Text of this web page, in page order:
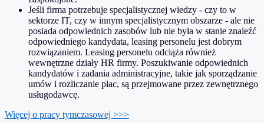
Jeśli firma potrzebuje specjalistycznej wiedzy - czy to w
sektorze IT, czy w innym specjalistycznym obszarze - ale nie
posiada odpowiednich zasobów lub nie była w stanie znaleźć
odpowiedniego kandydata, leasing personelu jest dobrym
rozwiązaniem. Leasing personelu odciąża również
wewnętrzne działy HR firmy. Poszukiwanie odpowiednich
kandydatów i zadania administracyjne, takie jak sporządzanie
umów i rozliczanie płac, są przejmowane przez zewnętrznego
usługodawcę.
Więcej o pracy tymczasowej >>>